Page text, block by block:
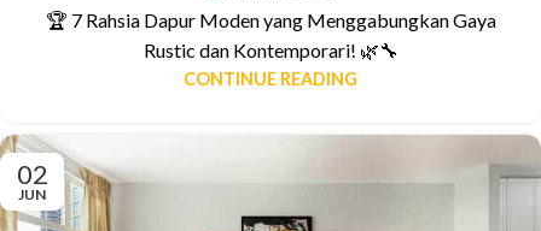
🏆 7 Rahsia Dapur Moden yang Menggabungkan Gaya
Rustic dan Kontemporari! 🌿🔧
CONTINUE READING
02
JUN